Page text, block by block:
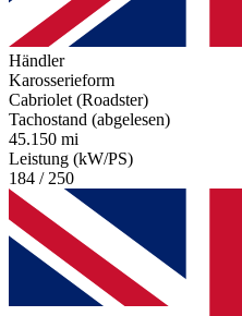
Händler
Karosserieform
Cabriolet (Roadster)
Tachostand (abgelesen)
45.150 mi
Leistung (kW/PS)
184 / 250